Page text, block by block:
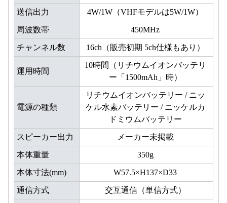
送信出力 4W/1W（VHFモデルは5W/1W）
周波数帯 450MHz
チャンネル数 16ch（販売初期 5ch仕様もあり）
運用時間
10時間（リチウムイオンバッテリ
ー「1500mAh」時）
電源の種類
リチウムイオンバッテリー / ニッ
ケル水素バッテリー / ニッケルカ
ドミウムバッテリー
スピーカー出力 メーカー未掲載
本体重量 350g
本体寸法(mm) W57.5×H137×D33
通信方式 交互通信（単信方式）